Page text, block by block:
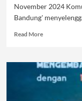
November 2024
Bandung'
Read MoreRead
How’s
Your
Life